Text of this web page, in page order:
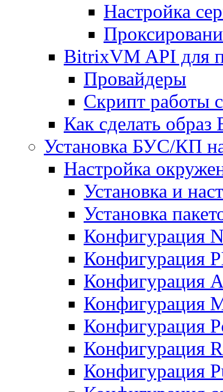
Настройка
BitrixVM API для
Провайдеры
Скрипт работы
Как сделать
Установка БУС/КП
Настройка
Установка и
Установка
Конфигурация
Конфигурация
Конфигурация
Конфигурация
Конфигурация
Конфигурация
Конфигурация